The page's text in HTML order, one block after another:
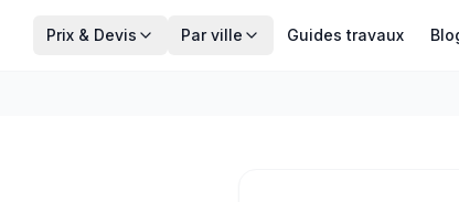
Prix & Devis Par ville Guides travaux